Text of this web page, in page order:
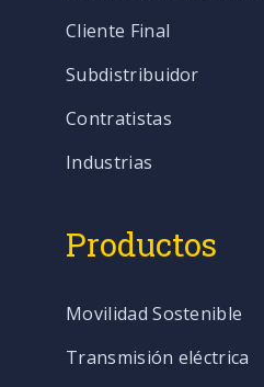
Cliente Final
Subdistribuidor
Contratistas
Industrias
Productos
Movilidad Sostenible
Transmisión eléctrica